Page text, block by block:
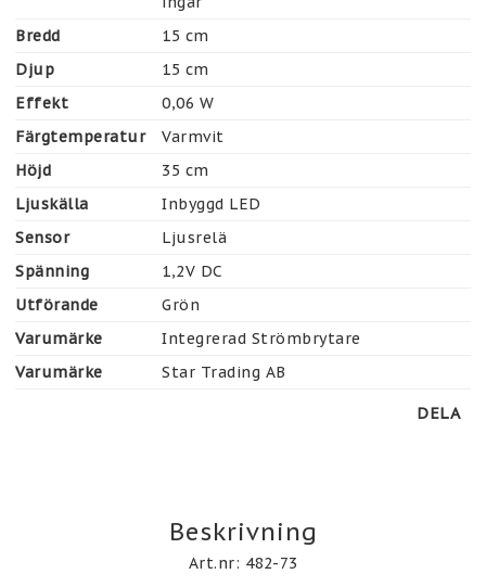
Bredd
15 cm
Djup
15 cm
Effekt
0,06 W
Färgtemperatur
Varmvit
Höjd
35 cm
Ljuskälla
Inbyggd LED
Sensor
Ljusrelä
Spänning
1,2V DC
Utförande
Grön
Varumärke
Integrerad Strömbrytare
Varumärke
Star Trading AB
DELA
Beskrivning
Art.nr: 482-73